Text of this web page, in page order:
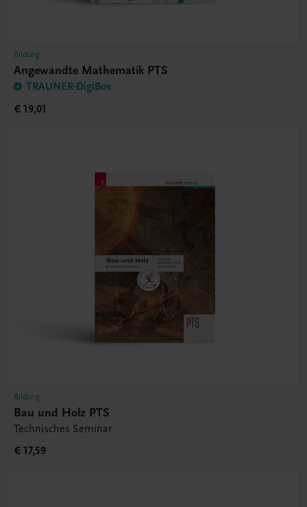
Bildung
Angewandte Mathematik PTS
TRAUNER-DigiBox
€ 19,01
Bildung
Bau und Holz PTS
Technisches Seminar
€ 17,59